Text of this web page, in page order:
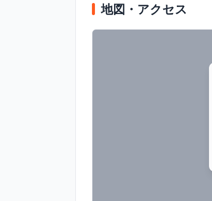
地図・アクセス